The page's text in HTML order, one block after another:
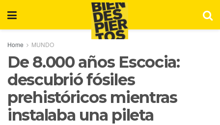
Home MUNDO
De 8.000 años Escocia:
descubrió fósiles
prehistóricos mientras
instalaba una pileta